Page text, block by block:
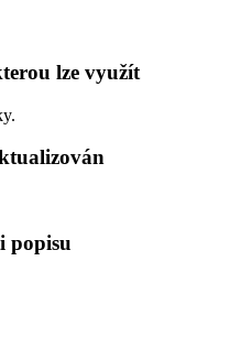
lze využít
popisu